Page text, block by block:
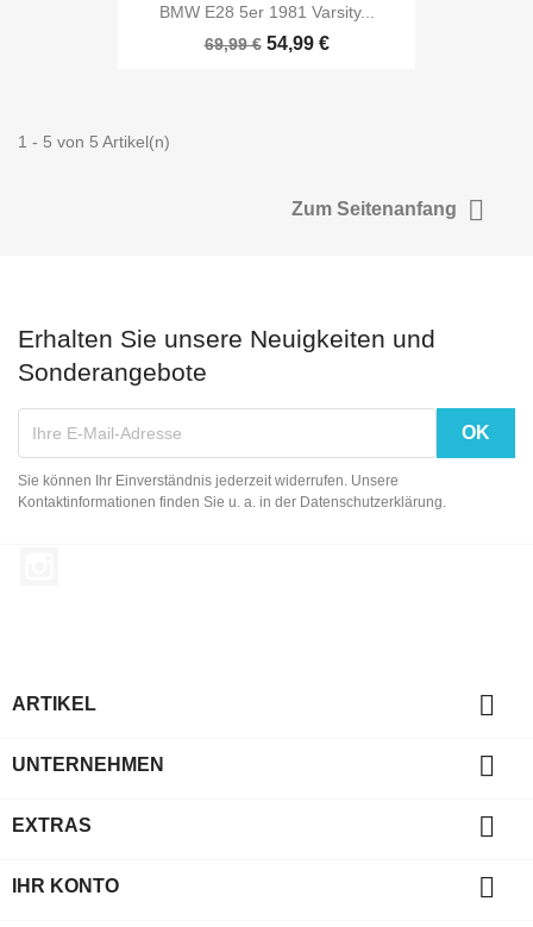
BMW E28 5er 1981 Varsity...
69,99 € 54,99 €
1 - 5 von 5 Artikel(n)
Zum Seitenanfang 
Erhalten Sie unsere Neuigkeiten und
Sonderangebote
Sie können Ihr Einverständnis jederzeit widerrufen. Unsere
Kontaktinformationen finden Sie u. a. in der Datenschutzerklärung.
ARTIKEL 
UNTERNEHMEN 
EXTRAS 
IHR KONTO 